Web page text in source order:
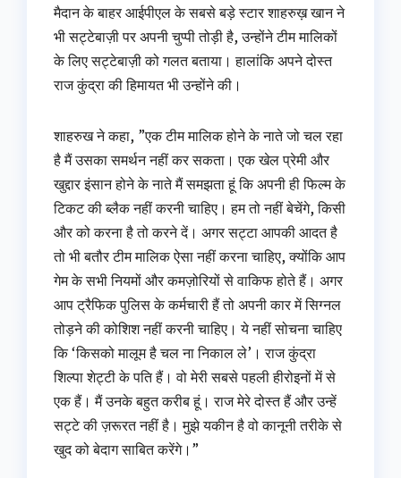
मैदान के बाहर आईपीएल के सबसे बड़े स्टार शाहरुख़ खान ने
भी सट्टेबाज़ी पर अपनी चुप्पी तोड़ी है, उन्होंने टीम मालिकों
के लिए सट्टेबाज़ी को गलत बताया। हालांकि अपने दोस्त
राज कुंद्रा की हिमायत भी उन्होंने की।
शाहरुख ने कहा, ”एक टीम मालिक होने के नाते जो चल रहा
है मैं उसका समर्थन नहीं कर सकता। एक खेल प्रेमी और
खुद्दार इंसान होने के नाते मैं समझता हूं कि अपनी ही फिल्म के
टिकट की ब्लैक नहीं करनी चाहिए। हम तो नहीं बेचेंगे, किसी
और को करना है तो करने दें। अगर सट्टा आपकी आदत है
तो भी बतौर टीम मालिक ऐसा नहीं करना चाहिए, क्योंकि आप
गेम के सभी नियमों और कमज़ोरियों से वाकिफ होते हैं। अगर
आप ट्रैफिक पुलिस के कर्मचारी हैं तो अपनी कार में सिग्नल
तोड़ने की कोशिश नहीं करनी चाहिए। ये नहीं सोचना चाहिए
कि ‘किसको मालूम है चल ना निकाल ले’। राज कुंद्रा
शिल्पा शेट्टी के पति हैं। वो मेरी सबसे पहली हीरोइनों में से
एक हैं। मैं उनके बहुत करीब हूं। राज मेरे दोस्त हैं और उन्हें
सट्टे की ज़रूरत नहीं है। मुझे यकीन है वो कानूनी तरीके से
खुद को बेदाग साबित करेंगे।”